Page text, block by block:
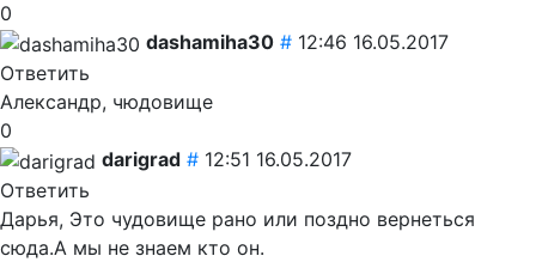
0
dashamiha30 # 12:46 16.05.2017
Ответить
Александр, чюдовище
0
darigrad # 12:51 16.05.2017
Ответить
Дарья, Это чудовище рано или поздно вернеться
сюда.А мы не знаем кто он.